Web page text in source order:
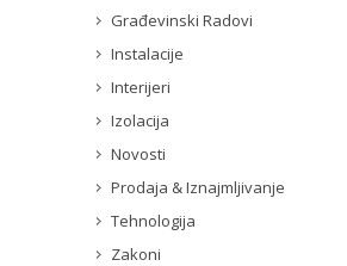
Građevinski Radovi
Instalacije
Interijeri
Izolacija
Novosti
Prodaja & Iznajmljivanje
Tehnologija
Zakoni